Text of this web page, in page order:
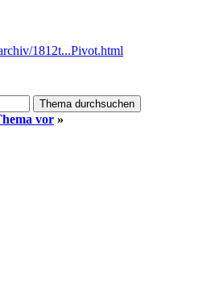
1812t...Pivot.html
vor »